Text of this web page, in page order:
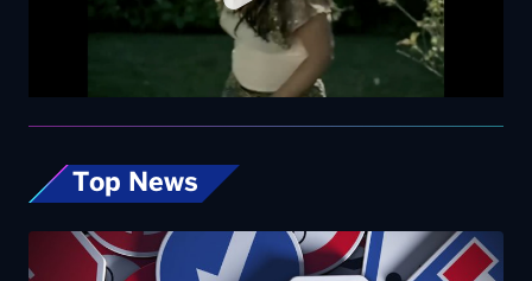
Top News